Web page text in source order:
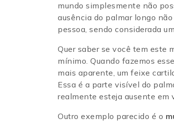
mundo simplesmente não
ausência do palmar longo
pessoa, sendo considerada
Quer saber se você tem este
mínimo. Quando fazemos
mais aparente, um feixe
Essa é a parte visível do
realmente esteja ausente em
Outro exemplo parecido é o